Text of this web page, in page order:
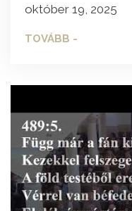
október 19, 2025
TOVÁBB -